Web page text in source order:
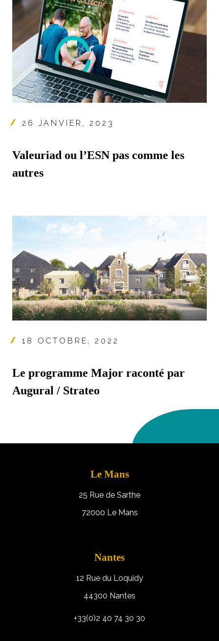
26 JANVIER, 2023
Valeuriad ou l’ESN pas comme les
autres
18 OCTOBRE, 2022
Le programme Major raconté par
Augural / Strateo
Le Mans
25 Rue de Sarthe
72000 Le Mans
Nantes
12 Rue du Loquidy
44300 Nantes
+33(0)2 40 74 30 30